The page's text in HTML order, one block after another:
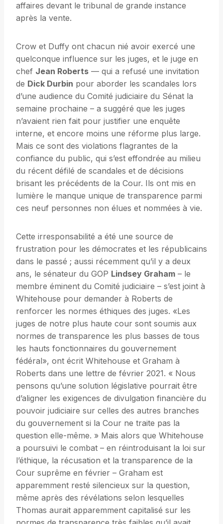
affaires devant le tribunal de grande instance
après la vente.
Crow et Duffy ont chacun nié avoir exercé une
quelconque influence sur les juges, et le juge en
chef Jean Roberts — qui a refusé une invitation
de Dick Durbin pour aborder les scandales lors
d’une audience du Comité judiciaire du Sénat la
semaine prochaine – a suggéré que les juges
n’avaient rien fait pour justifier une enquête
interne, et encore moins une réforme plus large.
Mais ce sont des violations flagrantes de la
confiance du public, qui s’est effondrée au milieu
du récent défilé de scandales et de décisions
brisant les précédents de la Cour. Ils ont mis en
lumière le manque unique de transparence parmi
ces neuf personnes non élues et nommées à vie.
Cette irresponsabilité a été une source de
frustration pour les démocrates et les républicains
dans le passé ; aussi récemment qu’il y a deux
ans, le sénateur du GOP Lindsey Graham – le
membre éminent du Comité judiciaire – s’est joint à
Whitehouse pour demander à Roberts de
renforcer les normes éthiques des juges. «Les
juges de notre plus haute cour sont soumis aux
normes de transparence les plus basses de tous
les hauts fonctionnaires du gouvernement
fédéral», ont écrit Whitehouse et Graham à
Roberts dans une lettre de février 2021. « Nous
pensons qu’une solution législative pourrait être
d’aligner les exigences de divulgation financière du
pouvoir judiciaire sur celles des autres branches
du gouvernement si la Cour ne traite pas la
question elle-même. » Mais alors que Whitehouse
a poursuivi le combat – en réintroduisant la loi sur
l’éthique, la récusation et la transparence de la
Cour suprême en février – Graham est
apparemment resté silencieux sur la question,
même après des révélations selon lesquelles
Thomas aurait apparemment capitalisé sur les